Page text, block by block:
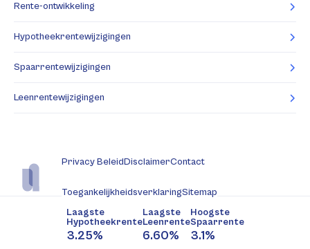
Rente-ontwikkeling
Hypotheekrentewijzigingen
Spaarrentewijzigingen
Leenrentewijzigingen
Privacy BeleidDisclaimerContact
ToegankelijkheidsverklaringSitemap
Laagste
Hypotheekrente
3.25%
Laagste
Leenrente
6.60%
Hoogste
Spaarrente
3.1%